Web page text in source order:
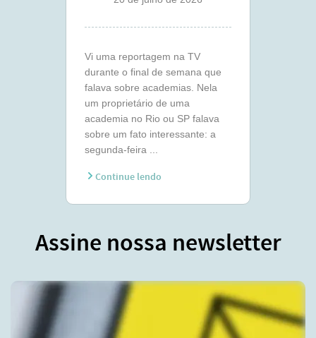
Vi uma reportagem na TV
durante o final de semana que
falava sobre academias. Nela
um proprietário de uma
academia no Rio ou SP falava
sobre um fato interessante: a
segunda-feira ...
Continue lendo
Assine nossa newsletter